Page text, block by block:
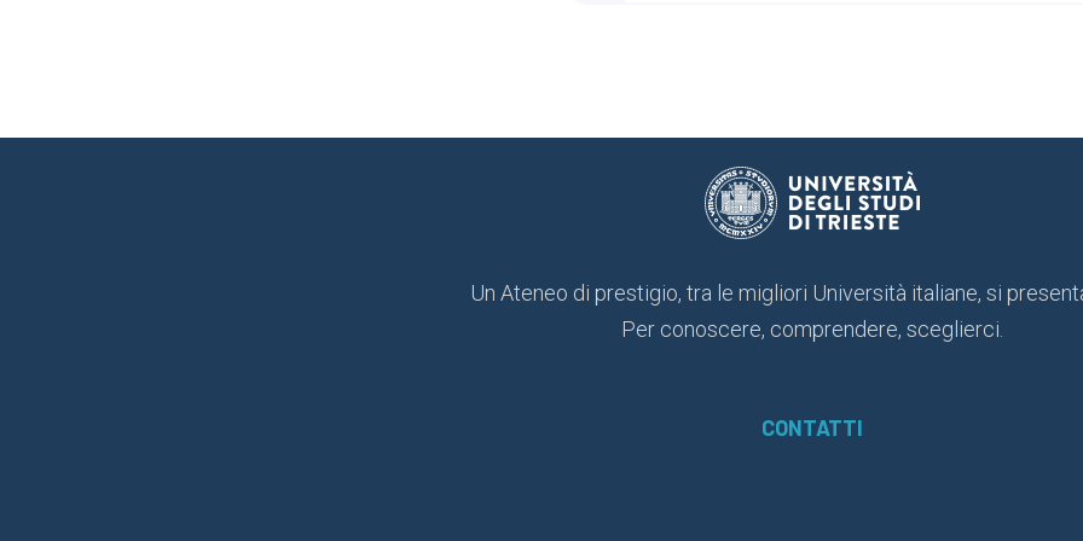
Un Ateneo di prestigio, tra le migliori Università italiane, si
Per conoscere, comprendere, sceglierci.
CONTATTI